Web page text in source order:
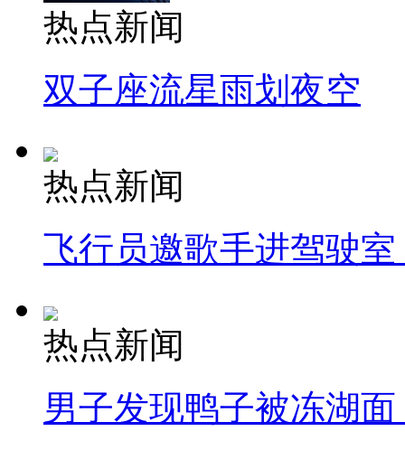
热点新闻
双子座流星雨划夜空
热点新闻
飞行员邀歌手进驾驶
热点新闻
男子发现鸭子被冻湖